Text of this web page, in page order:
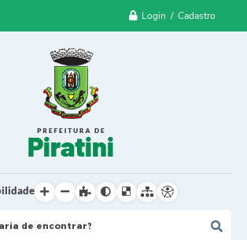
Login / Cadastro